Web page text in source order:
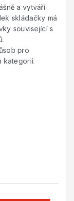
a vytváří
skládačky má
související s
pro
kategorií.